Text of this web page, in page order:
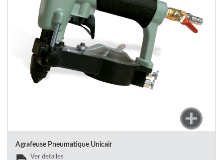
Agrafeuse Pneumatique Unicair
Ver detalles